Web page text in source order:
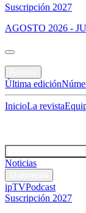
Suscripción 2027
AGOSTO 2026 -
Última edición
InicioLa revista
Noticias
ipTVPodcast
Suscripción 2027